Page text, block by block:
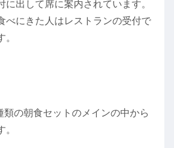
に出して席に案内されています。
べにきた人はレストランの受付で
類の朝食セットのメインの中から